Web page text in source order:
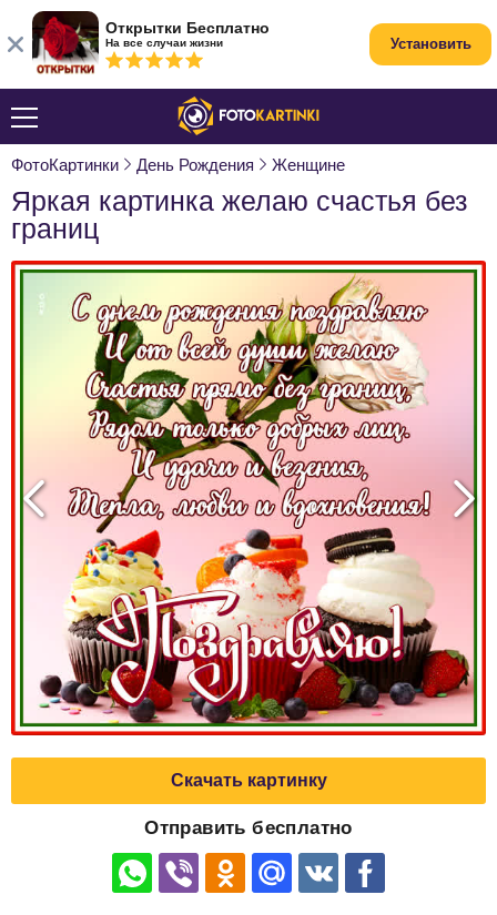
ФотоКартинки День Рождения Женщине
Яркая картинка желаю счастья без
границ
Скачать картинку
Отправить бесплатно
Открытки Бесплатно
На все случаи жизни Установить